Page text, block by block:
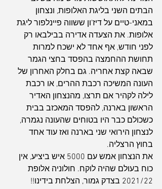
הבתים השני בליגת האלופות, ונצחון
במאני-טיים על דיז'ון ששווה פיינלפור ליגת
אלופות. את הצעדה אדירה בבילבאו רק
לפני חודש, אף אחד לא ישכח למרות
תחושת ההחמצה בהפסד בחצי הגמר
שבאה קצת אחריה. גם בחלק האחרון של
העונה המשיכה רכבת ההרים, או רכבת
לילה לקהיר אם תרצו, מהנצחון האדיר
הראשון בארנה, להפסד המאכזב בבית
כשכולם כבר היו בטוחים שהעונה נגמרה,
לנצחון הירואי שני בארנה ואז עוד אחד
בחוץ הרצליה.
את הנצחון אמש עם 5000 איש ביציע, אין
כוח בעולם שהיה לוקח. חולוניה אלופת
2021/22 בצדק גמור, הצלחת בידינו!!